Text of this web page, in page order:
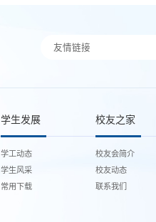
友情链接
学生发展
学工动态
学生风采
常用下载
校友之家
校友会简介
校友动态
联系我们